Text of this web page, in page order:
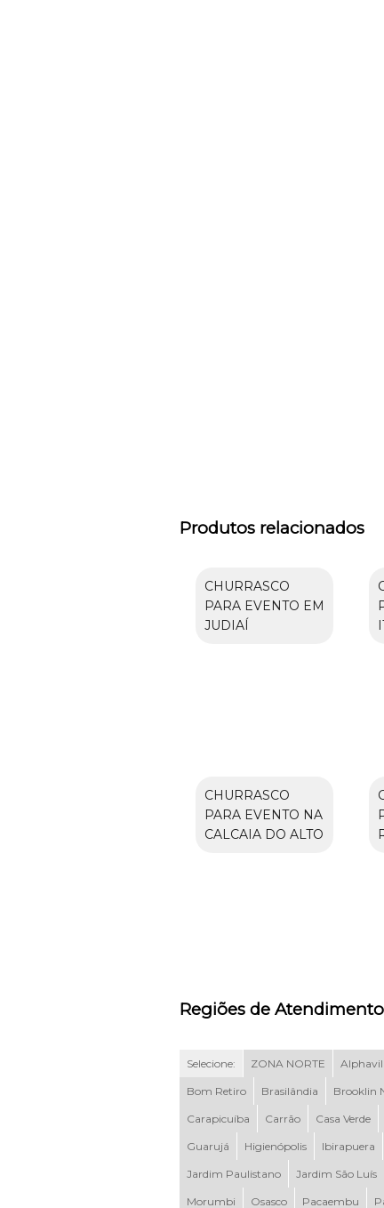
Produtos relacionados
CHURRASCO
PARA EVENTO EM
JUDIAÍ
CHURRASCO
PARA EVENTO NA
CALCAIA DO ALTO
Regiões de Atendimento
Selecione: ZONA NORTE
Bom Retiro Brasilândia Brooklin
Carapicuíba Carrão Casa Verde
Guarujá Higienópolis Ibirapuera
Jardim Paulistano Jardim São Luís
Morumbi Osasco Pacaembu